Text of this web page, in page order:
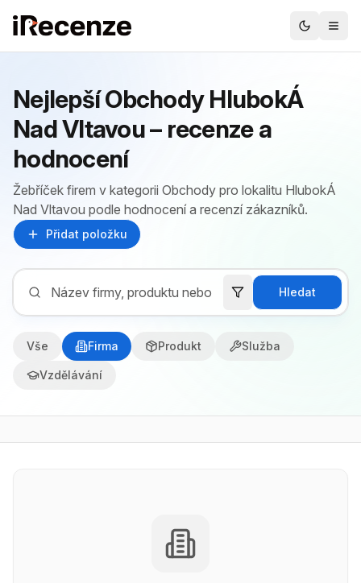
Nejlepší Obchody HlubokÁ
Nad Vltavou – recenze a
hodnocení
Žebříček firem v kategorii Obchody pro lokalitu HlubokÁ
Nad Vltavou podle hodnocení a recenzí zákazníků.
Přidat položku
Hledat
Vše Firma Produkt Služba
Vzdělávání